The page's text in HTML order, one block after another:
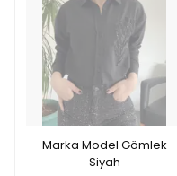
Marka Model Gömlek
Siyah